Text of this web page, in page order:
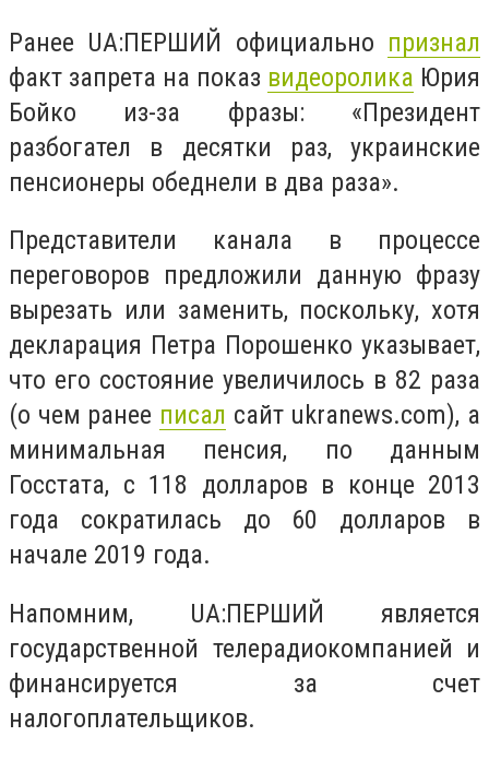
Ранее UА:ПЕРШИЙ официально признал
факт запрета на показ видеоролика Юрия
Бойко из-за фразы: «Президент
разбогател в десятки раз, украинские
пенсионеры обеднели в два раза».
Представители канала в процессе
переговоров предложили данную фразу
вырезать или заменить, поскольку, хотя
декларация Петра Порошенко указывает,
что его состояние увеличилось в 82 раза
(о чем ранее писал сайт ukranews.com), а
минимальная пенсия, по данным
Госстата, с 118 долларов в конце 2013
года сократилась до 60 долларов в
начале 2019 года.
Напомним, UА:ПЕРШИЙ является
государственной телерадиокомпанией и
финансируется за счет
налогоплательщиков.